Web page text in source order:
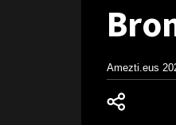
Amezti.eus